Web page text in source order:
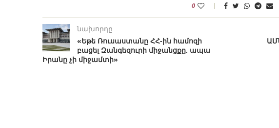
0
նախորդը
«Եթե Ռուսաստանը ՀՀ-ին համոզի
բացել Զանգեզուրի միջանցքը, ապա
Իրանը չի միջամտի»